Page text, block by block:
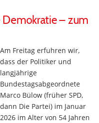
Demokratie – zum
Am Freitag erfuhren wir,
dass der Politiker und
langjährige
Bundestagsabgeordnete
Marco Bülow (früher SPD,
dann Die Partei) im Januar
2026 im Alter von 54 Jahren